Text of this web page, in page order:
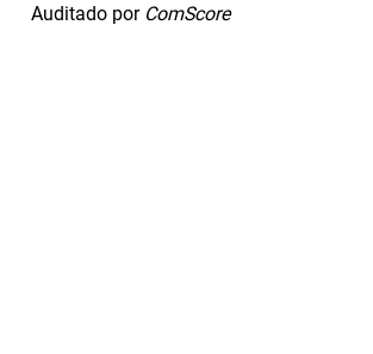
Auditado por ComScore